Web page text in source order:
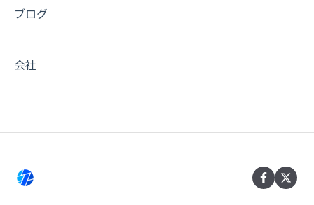
ブログ
会社